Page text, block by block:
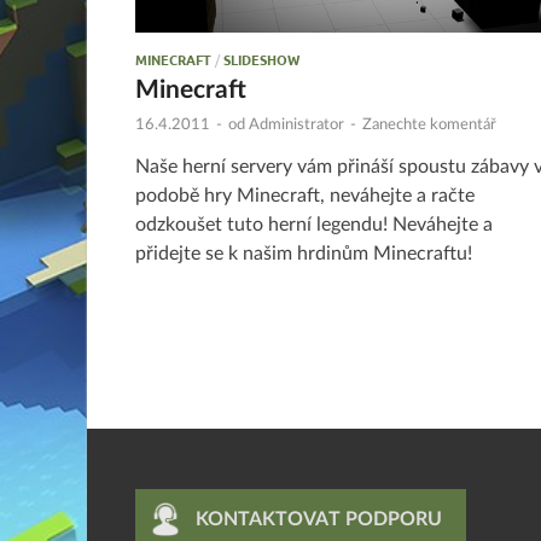
MINECRAFT /SLIDESHOW
Minecraft
16.4.2011 - od Administrator - Zanechte komentář
Naše herní servery vám přináší spoustu zábavy
podobě hry Minecraft, neváhejte a račte
odzkoušet tuto herní legendu! Neváhejte a
přidejte se k našim hrdinům Minecraftu!
KONTAKTOVAT PODPORU